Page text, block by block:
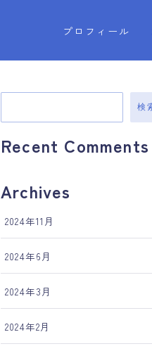
プロフィール
検
Recent Comments
Archives
2024年11月
2024年6月
2024年3月
2024年2月